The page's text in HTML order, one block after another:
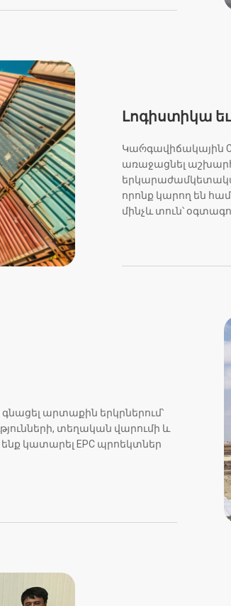
Լոգիստիկա
Կաრգավիճակային
առաջացնել
որոնք կարող են
մինչև տուն՝
արտաքին երկրներում՝
տեղական վարումի և
կատարել EPC պրոեկտներ